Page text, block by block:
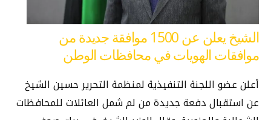
الشيخ يعلن عن 1500 موافقة جديدة من
موافقات الهويات في محافظات الوطن
أعلن عضو اللجنة التنفيذية لمنظمة التحرير حسين الشيخ
عن استقبال دفعة جديدة من لم شمل العائلات للمحافظات